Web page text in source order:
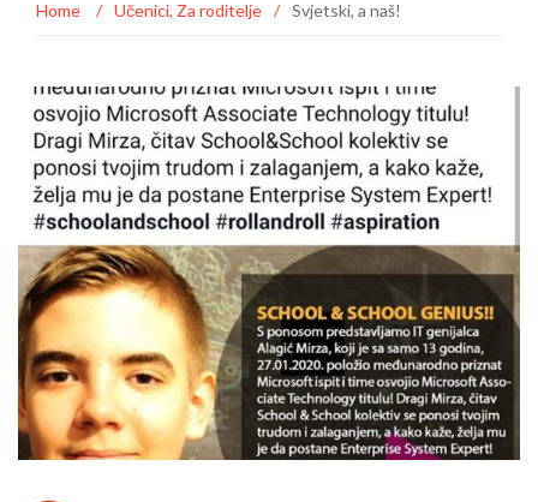
Home / Učenici, Za roditelje / Svjetski, a naš!